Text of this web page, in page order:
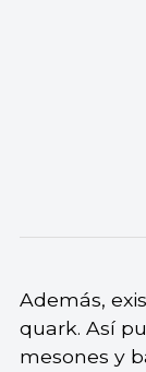
Además,
quark. Así
mesones y